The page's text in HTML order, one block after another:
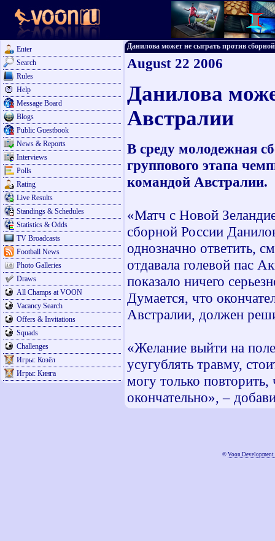
Enter
Search
Rules
Help
Message Board
Blogs
Public Guestbook
News & Reports
Interviews
Polls
Rating
Live Results
Standings & Schedules
Statistics & Odds
TV Broadcasts
Football News
Photo Galleries
Draws
All Champs at VOON
Vacancy Search
Offers & Invitations
Squads
Challenges
Игры: Козёл
Игры: Кинга
Данилова может не сыграть против
August 22 2006
Данилова
Австралии
В среду молодежная
группового этапа
командой Австралии.
«Матч с Новой
сборной России
однозначно ответить,
отдавала голевой пас
показало ничего
Думается, что
Австралии, должен
«Желание выйти на
усугублять травму,
могу только
окончательно», –
© Voon Development